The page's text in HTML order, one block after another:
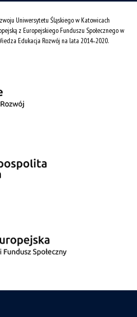
Uniwersytetu Śląskiego w Katowicach
z Europejskiego Funduszu Społecznego w
Edukacja Rozwój na lata 2014˗2020.